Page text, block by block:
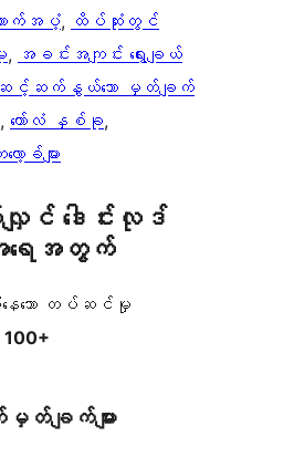
ောက်အပံ့, ထိပ်ဆုံးတွင်
, အခင်းအကျင်း ရွေးချယ်
င့်ဆက်နွယ်သော မှတ်ချက်
, ကော်လံ နှစ်ခု
ာ့ခ်များ
င် ဒေါင်းလုဒ်
ေအတွက်
ေသော တပ်ဆင်မှု
100+
ချက်များ